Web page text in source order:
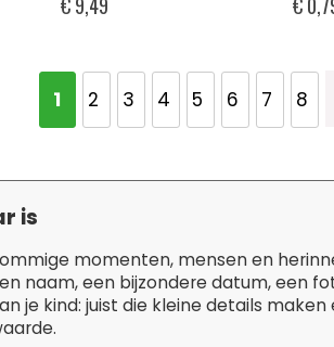
€ 9,49 €
U lees momenteel pagina
1 Pagina
2 Pagina
3 Pagina
4 Pagina
5 Pagina
6 Pagina
7 8
is
momenten, mensen en
naam, een bijzondere datum, een
je kind: juist die kleine details